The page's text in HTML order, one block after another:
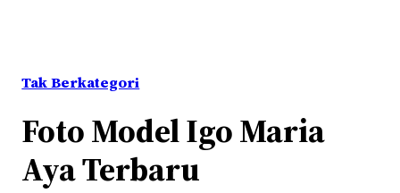
Tak Berkategori
Foto Model Igo Maria
Aya Terbaru